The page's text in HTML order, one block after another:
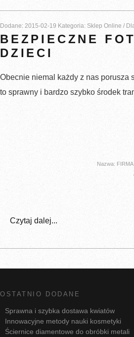
Dodane: 2015-02-19 Kategoria: Sklep Online /
BEZPIECZNE
DZIECI
Obecnie niemal każdy z nas porusza
to sprawny i bardzo szybko środek
Nazwa:
Czytaj dalej...
OSTATNIO DODANE
Sprawna i szybka dostawa kwiatów
Innowacyjne metody nauki kosmetyki
Ściernice diamentowe do obróbki metali